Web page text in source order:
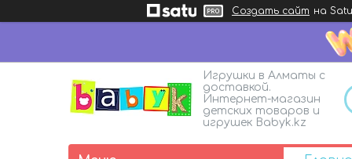
Создать сайт на
Игрушки в Алматы с
доставкой.
Интернет-магазин
детских товаров и
игрушек Babyk.kz